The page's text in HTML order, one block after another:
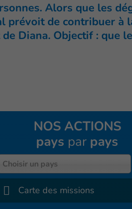
Alors que les
prévoit de contribuer à
Diana. Objectif : que
NOS ACTIONS
pays par pays
Choisir un pays
Carte des missions